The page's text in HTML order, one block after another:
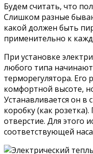
Будем считать, что
Слишком разные
какой должен быть
применительно к
При установке
любого типа
терморегулятора. Его
комфортной высоте,
Устанавливается он
коробку (как
отверстие. Для этого
соответствующей